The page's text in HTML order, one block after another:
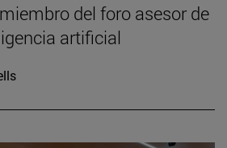
del foro asesor de
artificial